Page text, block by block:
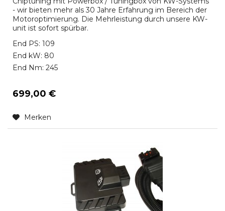
- wir bieten mehr als 30 Jahre Erfahrung im Bereich der
Motoroptimierung. Die Mehrleistung durch unsere KW-
unit ist sofort spürbar.
End PS: 109
End kW: 80
End Nm: 245
699,00 €
Merken